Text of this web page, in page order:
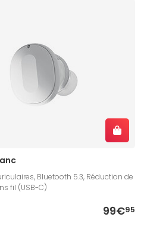
Bluetooth 5.3, Réduction de
fil (USB-C)
99€95